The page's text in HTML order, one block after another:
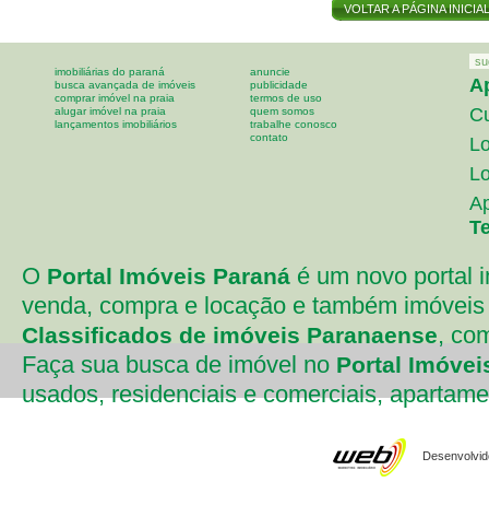
VOLTAR A PÁGINA INICIAL
imobiliárias do paraná
busca avançada de imóveis
comprar imóvel na praia
alugar imóvel na praia
lançamentos imobiliários
anuncie
publicidade
termos de uso
quem somos
trabalhe conosco
contato
O Portal Imóveis Paraná é um novo portal
venda, compra e locação e também
Classificados de imóveis Paranaense,
Faça sua busca de imóvel no Portal
usados, residenciais e comerciais,